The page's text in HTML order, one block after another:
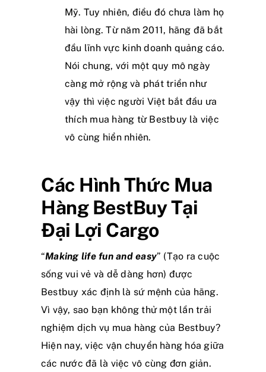
Mỹ. Tuy nhiên, điều đó chưa làm họ
hài lòng. Từ năm 2011, hãng đã bắt
đầu lĩnh vực kinh doanh quảng cáo.
Nói chung, với một quy mô ngày
càng mở rộng và phát triển như
vậy thì việc người Việt bắt đầu ưa
thích mua hàng từ Bestbuy là việc
vô cùng hiển nhiên.
Các Hình Thức Mua
Hàng BestBuy Tại
Đại Lợi Cargo
“Making life fun and easy” (Tạo ra cuộc
sống vui vẻ và dễ dàng hơn) được
Bestbuy xác định là sứ mệnh của hãng.
Vì vậy, sao bạn không thử một lần trải
nghiệm dịch vụ mua hàng của Bestbuy?
Hiện nay, việc vận chuyển hàng hóa giữa
các nước đã là việc vô cùng đơn giản.